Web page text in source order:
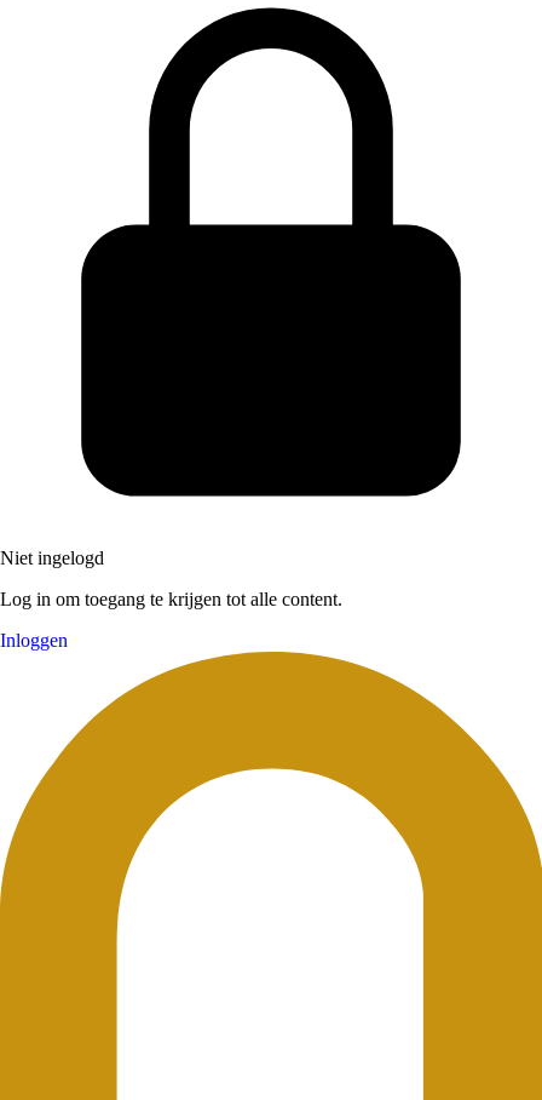
Niet ingelogd
Log in om toegang te krijgen tot alle content.
Inloggen